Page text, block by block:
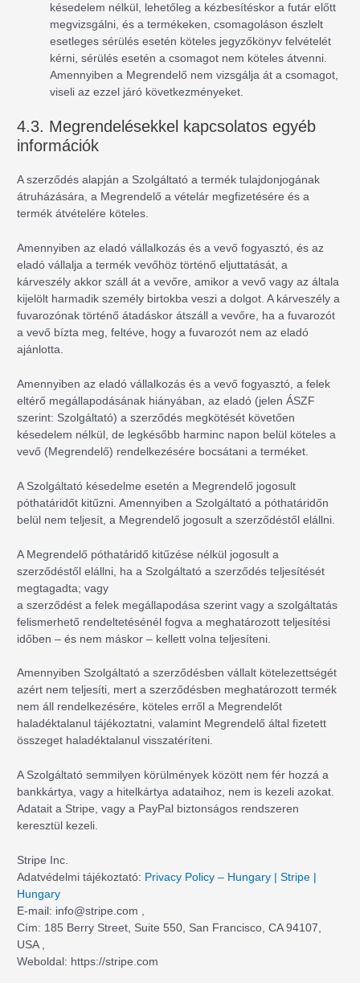
késedelem nélkül, lehetőleg a kézbesítéskor a futár előtt
megvizsgálni, és a termékeken, csomagoláson észlelt
esetleges sérülés esetén köteles jegyzőkönyv felvételét
kérni, sérülés esetén a csomagot nem köteles átvenni.
Amennyiben a Megrendelő nem vizsgálja át a csomagot,
viseli az ezzel járó következményeket.
4.3. Megrendelésekkel kapcsolatos egyéb
információk
A szerződés alapján a Szolgáltató a termék tulajdonjogának
átruházására, a Megrendelő a vételár megfizetésére és a
termék átvételére köteles.
Amennyiben az eladó vállalkozás és a vevő fogyasztó, és az
eladó vállalja a termék vevőhöz történő eljuttatását, a
kárveszély akkor száll át a vevőre, amikor a vevő vagy az általa
kijelölt harmadik személy birtokba veszi a dolgot. A kárveszély a
fuvarozónak történő átadáskor átszáll a vevőre, ha a fuvarozót
a vevő bízta meg, feltéve, hogy a fuvarozót nem az eladó
ajánlotta.
Amennyiben az eladó vállalkozás és a vevő fogyasztó, a felek
eltérő megállapodásának hiányában, az eladó (jelen ÁSZF
szerint: Szolgáltató) a szerződés megkötését követően
késedelem nélkül, de legkésőbb harminc napon belül köteles a
vevő (Megrendelő) rendelkezésére bocsátani a terméket.
A Szolgáltató késedelme esetén a Megrendelő jogosult
póthatáridőt kitűzni. Amennyiben a Szolgáltató a póthatáridőn
belül nem teljesít, a Megrendelő jogosult a szerződéstől elállni.
A Megrendelő póthatáridő kitűzése nélkül jogosult a
szerződéstől elállni, ha a Szolgáltató a szerződés teljesítését
megtagadta; vagy
a szerződést a felek megállapodása szerint vagy a szolgáltatás
felismerhető rendeltetésénél fogva a meghatározott teljesítési
időben – és nem máskor – kellett volna teljesíteni.
Amennyiben Szolgáltató a szerződésben vállalt kötelezettségét
azért nem teljesíti, mert a szerződésben meghatározott termék
nem áll rendelkezésére, köteles erről a Megrendelőt
haladéktalanul tájékoztatni, valamint Megrendelő által fizetett
összeget haladéktalanul visszatéríteni.
A Szolgáltató semmilyen körülmények között nem fér hozzá a
bankkártya, vagy a hitelkártya adataihoz, nem is kezeli azokat.
Adatait a Stripe, vagy a PayPal biztonságos rendszeren
keresztül kezeli.
Stripe Inc.
Adatvédelmi tájékoztató: Privacy Policy – Hungary | Stripe |
Hungary
E-mail: info@stripe.com ,
Cím: 185 Berry Street, Suite 550, San Francisco, CA 94107,
USA ,
Weboldal: https://stripe.com